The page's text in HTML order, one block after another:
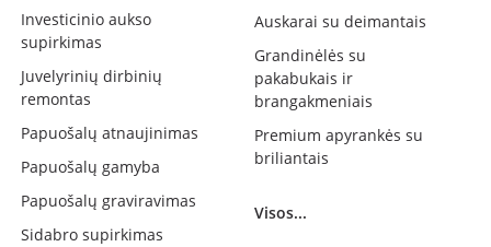
Investicinio aukso
supirkimas
Juvelyrinių dirbinių
remontas
Papuošalų atnaujinimas
Papuošalų gamyba
Papuošalų graviravimas
Sidabro supirkimas
Auskarai su deimantais
Grandinėlės su
pakabukais ir
brangakmeniais
Premium apyrankės su
briliantais
Visos...